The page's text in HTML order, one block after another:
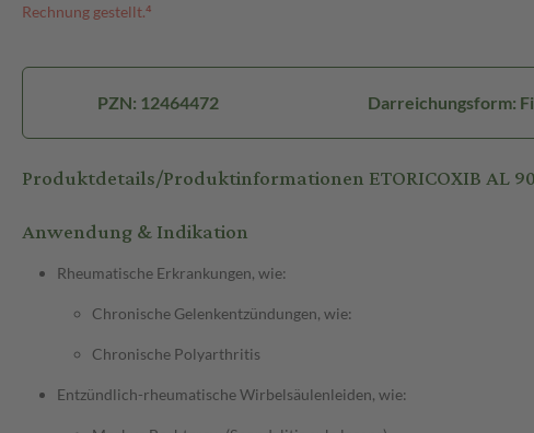
Rechnung gestellt.⁴
PZN: 12464472 Darreichungsform:
Produktdetails/Produktinformationen ETORICOXIB AL
Anwendung & Indikation
Rheumatische Erkrankungen, wie:
Chronische Gelenkentzündungen, wie:
Chronische Polyarthritis
Entzündlich-rheumatische Wirbelsäulenleiden, wie: